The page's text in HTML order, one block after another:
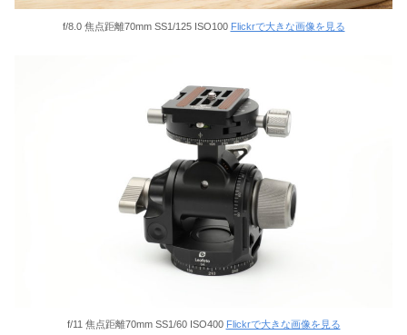
f/8.0 焦点距離70mm SS1/125 ISO100 Flickrで大きな画像を見る
f/11 焦点距離70mm SS1/60 ISO400 Flickrで大きな画像を見る